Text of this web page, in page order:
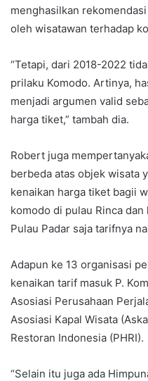
menghasilkan
oleh wisatawan terhadap
“Tetapi, dari 2018-2022
prilaku Komodo. Artinya,
menjadi argumen valid
harga tiket,” tambah dia.
Robert juga
berbeda atas objek wisata
kenaikan harga tiket bagii
komodo di pulau Rinca
Pulau Padar saja tarifnya
Adapun ke 13 organisasi
kenaikan tarif masuk P.
Asosiasi Perusahaan
Asosiasi Kapal Wisata
Restoran Indonesia (PHRI).
“Selain itu juga ada